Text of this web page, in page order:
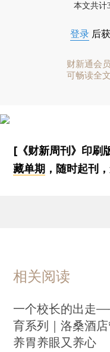
本文共计
登录 后
财新通会员
可畅读全文
[《财新周刊》印刷
藏单期 ，随时起刊
相关阅读
一个校长的出走
育系列｜洛桑酒店
养胃养眼又养心